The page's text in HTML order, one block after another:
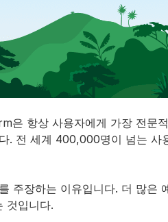
은 항상 사용자에게 가장 전문
. 전 세계 400,000명이 넘는 사
주장하는 이유입니다. 더 많은
것입니다.